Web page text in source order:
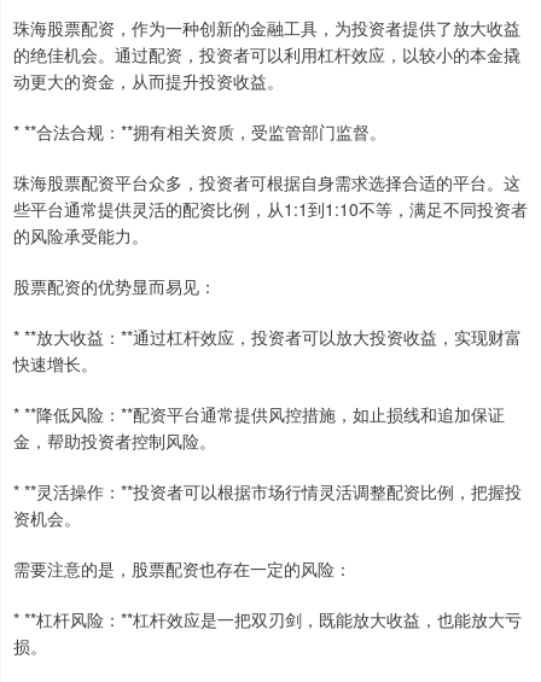
珠海股票配资，作为一种创新的金融工具，为投资者提供了放大收益
的绝佳机会。通过配资，投资者可以利用杠杆效应，以较小的本金撬
动更大的资金，从而提升投资收益。
* **合法合规：**拥有相关资质，受监管部门监督。
珠海股票配资平台众多，投资者可根据自身需求选择合适的平台。这
些平台通常提供灵活的配资比例，从1:1到1:10不等，满足不同投资者
的风险承受能力。
股票配资的优势显而易见：
* **放大收益：**通过杠杆效应，投资者可以放大投资收益，实现财富
快速增长。
* **降低风险：**配资平台通常提供风控措施，如止损线和追加保证
金，帮助投资者控制风险。
* **灵活操作：**投资者可以根据市场行情灵活调整配资比例，把握投
资机会。
需要注意的是，股票配资也存在一定的风险：
* **杠杆风险：**杠杆效应是一把双刃剑，既能放大收益，也能放大亏
损。